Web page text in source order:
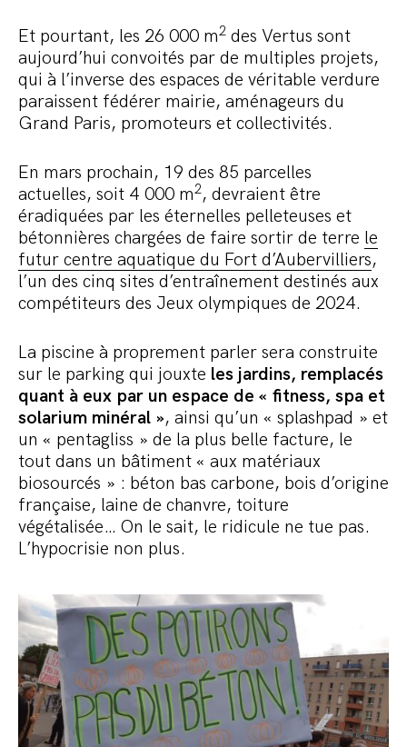
Et pourtant, les 26 000 m2 des Vertus sont
aujourd’hui convoités par de multiples projets,
qui à l’inverse des espaces de véritable verdure
paraissent fédérer mairie, aménageurs du
Grand Paris, promoteurs et collectivités.
En mars prochain, 19 des 85 parcelles
actuelles, soit 4 000 m2, devraient être
éradiquées par les éternelles pelleteuses et
bétonnières chargées de faire sortir de terre le
futur centre aquatique du Fort d’Aubervilliers,
l’un des cinq sites d’entraînement destinés aux
compétiteurs des Jeux olympiques de 2024.
La piscine à proprement parler sera construite
sur le parking qui jouxte les jardins, remplacés
quant à eux par un espace de « fitness, spa et
solarium minéral », ainsi qu’un « splashpad » et
un « pentagliss » de la plus belle facture, le
tout dans un bâtiment « aux matériaux
biosourcés » : béton bas carbone, bois d’origine
française, laine de chanvre, toiture
végétalisée… On le sait, le ridicule ne tue pas.
L’hypocrisie non plus.